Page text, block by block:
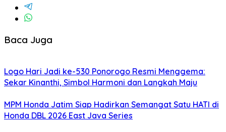
Baca Juga
Logo Hari Jadi ke-530 Ponorogo Resmi Menggema:
Sekar Kinanthi, Simbol Harmoni dan Langkah Maju
MPM Honda Jatim Siap Hadirkan Semangat Satu HATI di
Honda DBL 2026 East Java Series